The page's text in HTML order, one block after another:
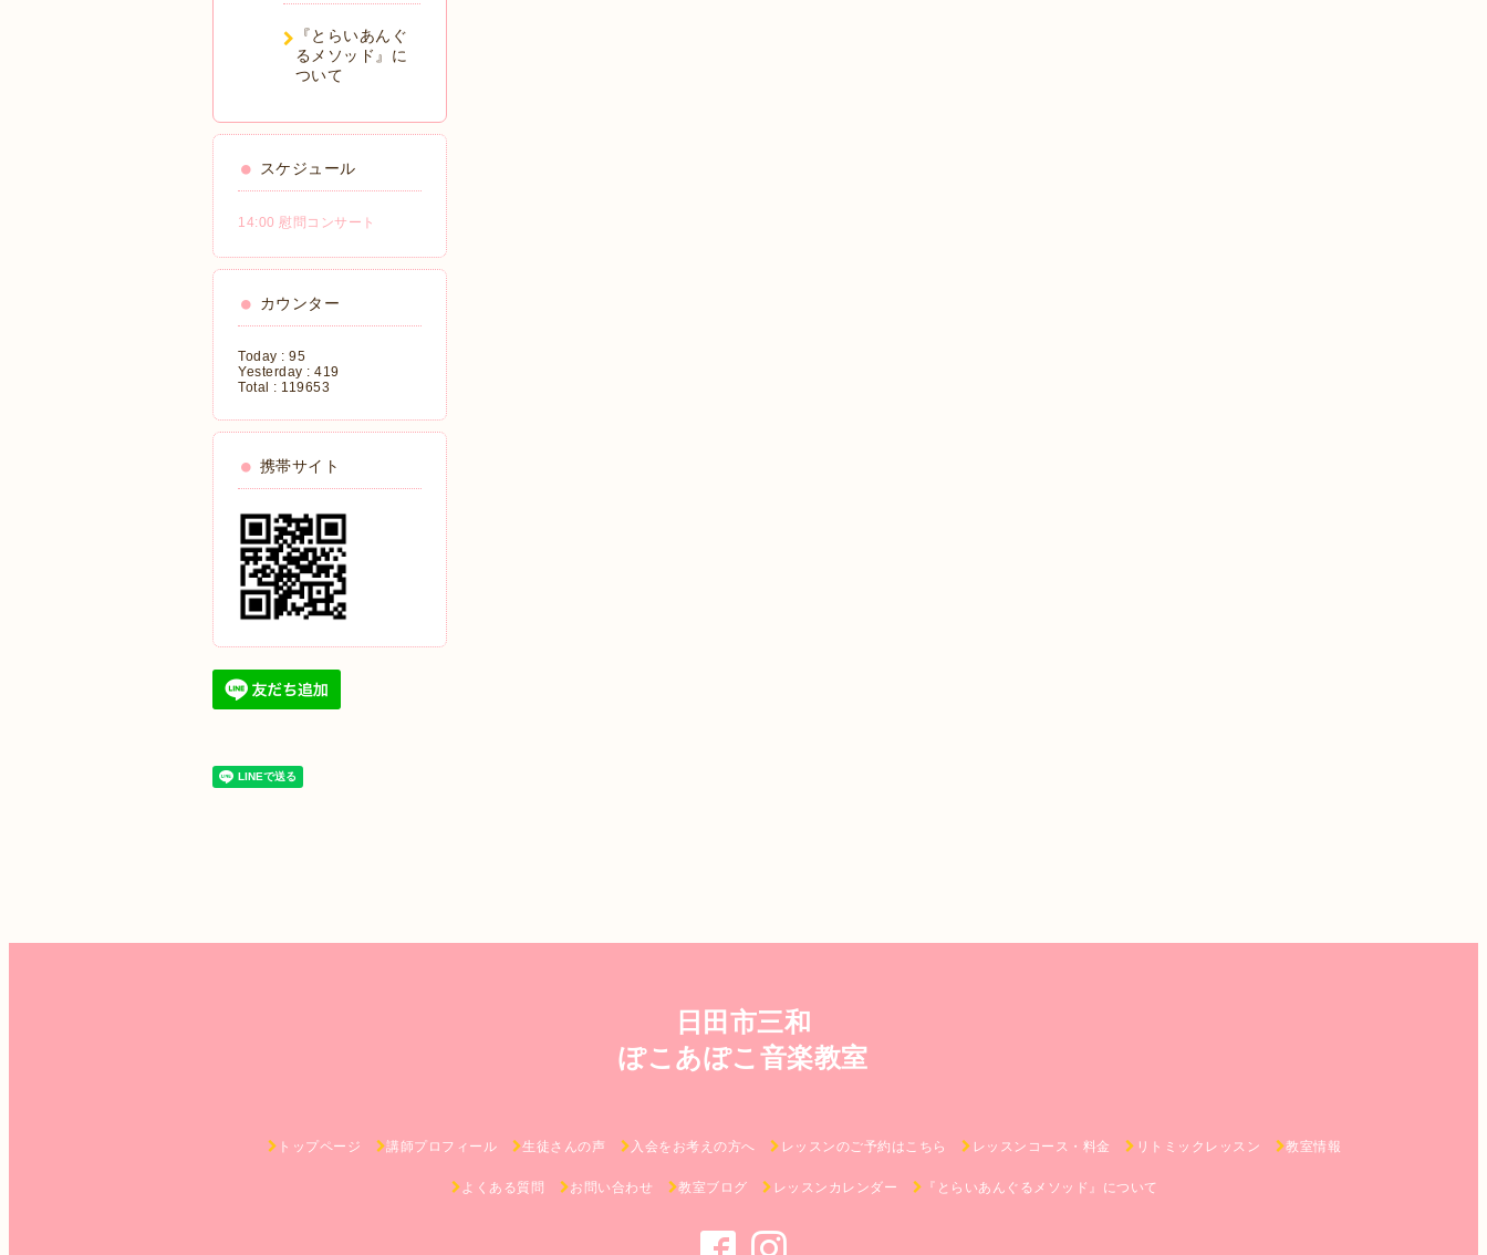
『とらいあんぐ
るメソッド』に
ついて
スケジュール
14:00 慰問コンサート
カウンター
Today : 95
Yesterday : 419
Total : 119653
携帯サイト
日田市三和
ぽこあぽこ音楽教室
トップページ 講師プロフィール 生徒さんの声 入会をお考えの方へ レッスンのご予約はこちら レッスンコース・料金 リトミックレッスン 教室情報
よくある質問 お問い合わせ 教室ブログ レッスンカレンダー 『とらいあんぐるメソッド』について